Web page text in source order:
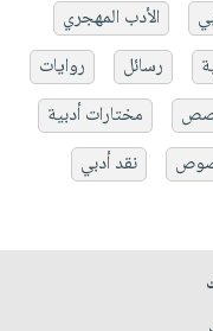
الأدب المهجري
رسائل
روايات
مختارات أدبية
نقد أدبي